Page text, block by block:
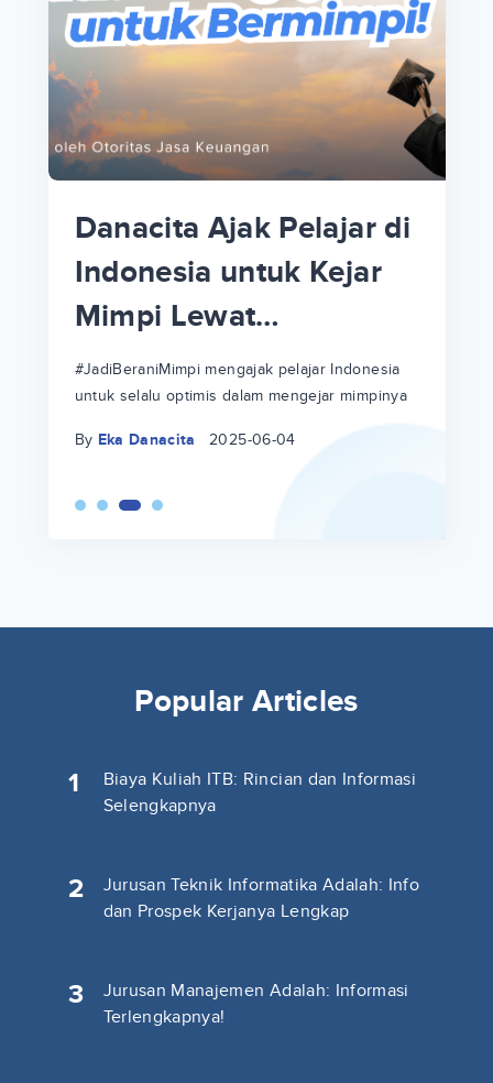
Danacita Ajak Pelajar di
Indonesia untuk Kejar
Mimpi Lewat
#JadiBeraniMimpi
#JadiBeraniMimpi mengajak pelajar Indonesia
untuk selalu optimis dalam mengejar mimpinya
By Eka Danacita 2025-06-04
Popular Articles
1
Biaya Kuliah ITB: Rincian dan Informasi
Selengkapnya
2
Jurusan Teknik Informatika Adalah: Info
dan Prospek Kerjanya Lengkap
3
Jurusan Manajemen Adalah: Informasi
Terlengkapnya!